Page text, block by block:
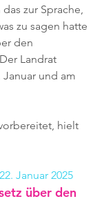
zur Sprache,
zu sagen hatte
den
Landrat
und am
hielt
Januar 2025
über den